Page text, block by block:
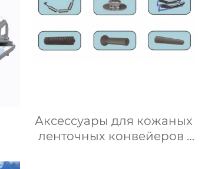
Аксессуары для кожаных
ленточных конвейеров ·